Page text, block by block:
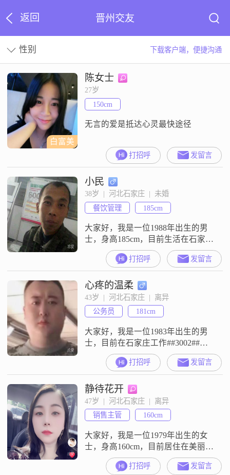
返回 晋州交友
性别 下载客户端，便捷沟通
白富美
陈女士
27岁
150cm
无言的爱是抵达心灵最快途径
打招呼 发留言
小民
38岁  |  河北石家庄  |  未婚
餐饮管理
185cm
大家好，我是一位1988年出生的男
士，身高185cm，目前生活在石家庄
##3002##我的月收入在3001到5000
元之间，虽然不是特别高，但我一
直秉持着勤俭节约的生活态度
##3002##学历方面，我只有高中及
以下，但我相信，生活中的智慧和
经验远比书本上的知识来得重要
##3002##我性格稳重可靠，总是能
在关键时刻给予
打招呼 发留言
心疼的温柔
43岁  |  河北石家庄  |  离异
公务员
181cm
大家好，我是一位1983年出生的男
士，目前在石家庄工作##3002##我
的月收入在50000元以上，能够提供
稳定的生活基础##3002##虽然我没
有填写具体的身高，但我认为身高
并不是最重要的，重要的是我们的
内心是否契合##3002##我性格稳重
可靠，对待事物认真负责##3002##
我崇尚自由，喜欢在城市中漫步，
感受这座
打招呼 发留言
静待花开
47岁  |  河北石家庄  |  离异
销售主管
160cm
大家好，我是一位1979年出生的女
士，身高160cm，目前居住在美丽的
石家庄##3002##我的月收入在5001
到8000元之间，虽然学历是高中及
打招呼 发留言